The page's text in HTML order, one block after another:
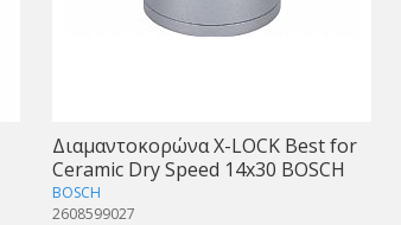
Διαμαντοκορώνα X-LOCK Best for
Ceramic Dry Speed 14x30 BOSCH
BOSCH
2608599027